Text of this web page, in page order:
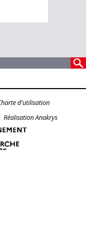
d'utilisation
Réalisation Anakrys